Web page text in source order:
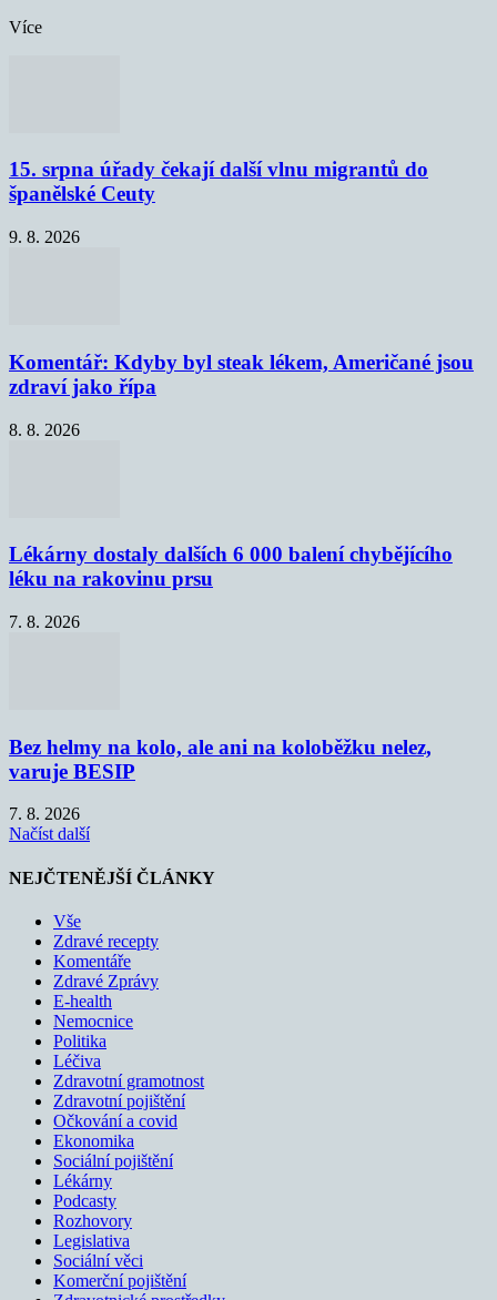
Více
15. srpna úřady čekají další vlnu migrantů do
španělské Ceuty
9. 8. 2026
Komentář: Kdyby byl steak lékem, Američané jsou
zdraví jako řípa
8. 8. 2026
Lékárny dostaly dalších 6 000 balení chybějícího
léku na rakovinu prsu
7. 8. 2026
Bez helmy na kolo, ale ani na koloběžku nelez,
varuje BESIP
7. 8. 2026
Načíst další
NEJČTENĚJŠÍ ČLÁNKY
Vše
Zdravé recepty
Komentáře
Zdravé Zprávy
E-health
Nemocnice
Politika
Léčiva
Zdravotní gramotnost
Zdravotní pojištění
Očkování a covid
Ekonomika
Sociální pojištění
Lékárny
Podcasty
Rozhovory
Legislativa
Sociální věci
Komerční pojištění